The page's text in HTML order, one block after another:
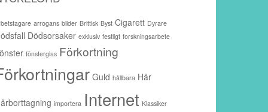
arrogans bilder Brittisk Byst Cigarett Dyrare
Dödsorsaker exklusiv festligt forskningsarbete
fönsterglas Förkortning
Guld hållbara Hår
importera Internet Klassiker